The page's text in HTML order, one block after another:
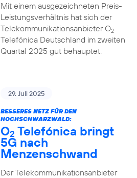
Mit einem ausgezeichneten Preis-
Leistungsverhältnis hat sich der
Telekommunikationsanbieter O2
Telefónica Deutschland im zweiten
Quartal 2025 gut behauptet.
29. Juli 2025
BESSERES NETZ FÜR DEN
HOCHSCHWARZWALD:
O2 Telefónica bringt
5G nach
Menzenschwand
Der Telekommunikationsanbieter